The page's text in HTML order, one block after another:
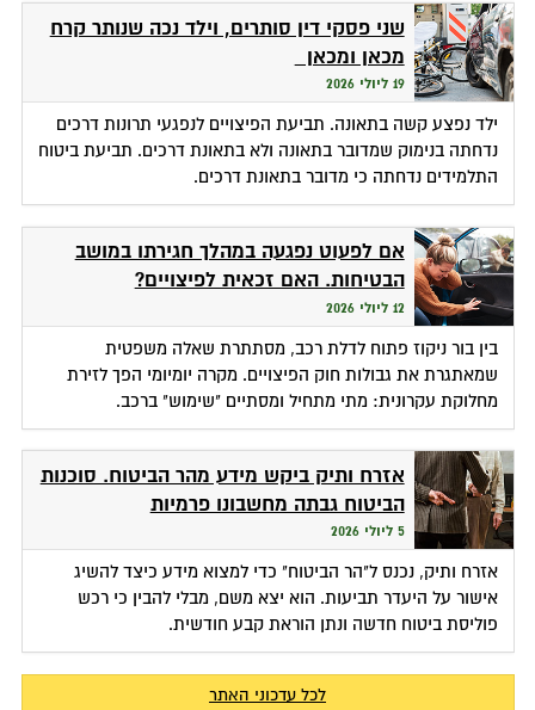
שני פסקי דין סותרים, וילד נכה שנותר קרח
מכאן ומכאן
19 ליולי 2026
ילד נפצע קשה בתאונה. תביעת הפיצויים לנפגעי תרונות דרכים
נדחתה בנימוק שמדובר בתאונה ולא בתאונת דרכים. תביעת ביטוח
התלמידים נדחתה כי מדובר בתאונת דרכים.
אם לפעוט נפגעה במהלך חגירתו במושב
הבטיחות. האם זכאית לפיצויים?
12 ליולי 2026
בין בור ניקוז פתוח לדלת רכב, מסתתרת שאלה משפטית
שמאתגרת את גבולות חוק הפיצויים. מקרה יומיומי הפך לזירת
מחלוקת עקרונית: מתי מתחיל ומסתיים "שימוש" ברכב.
אזרח ותיק ביקש מידע מהר הביטוח. סוכנות
הביטוח גבתה מחשבונו פרמיות
5 ליולי 2026
אזרח ותיק, נכנס ל"הר הביטוח" כדי למצוא מידע כיצד להשיג
אישור על היעדר תביעות. הוא יצא משם, מבלי להבין כי רכש
פוליסת ביטוח חדשה ונתן הוראת קבע חודשית.
לכל עדכוני האתר